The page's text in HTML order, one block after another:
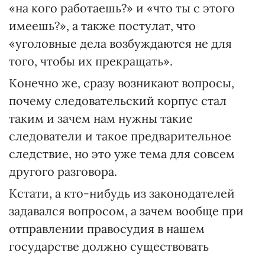
«на кого работаешь?» и «что ты с этого
имеешь?», а также постулат, что
«уголовные дела возбуждаются не для
того, чтобы их прекращать».
Конечно же, сразу возникают вопросы,
почему следовательский корпус стал
таким и зачем нам нужны такие
следователи и такое предварительное
следствие, но это уже тема для совсем
другого разговора.
Кстати, а кто-нибудь из законодателей
задавался вопросом, а зачем вообще при
отправлении правосудия в нашем
государстве должно существовать